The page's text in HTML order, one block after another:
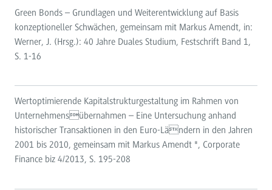
Green Bonds – Grundlagen und Weiterentwicklung auf Basis
konzeptioneller Schwächen, gemeinsam mit Markus Amendt, in:
Werner, J. (Hrsg.): 40 Jahre Duales Studium, Festschrift Band 1,
S. 1-16
Wertoptimierende Kapitalstrukturgestaltung im Rahmen von
Unternehmensübernahmen – Eine Untersuchung anhand
historischer Transaktionen in den Euro-Ländern in den Jahren
2001 bis 2010, gemeinsam mit Markus Amendt ", Corporate
Finance biz 4/2013, S. 195-208